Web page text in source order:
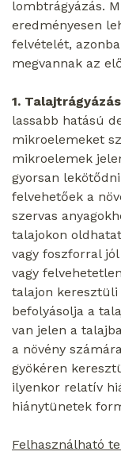
lombtrágyázás.
eredményesen
felvételét,
megvannak az
1.
lassabb hatású
mikroelemeket
mikroelemek
gyorsan
felvehetőek a
szervas
talajokon
vagy foszforral
vagy
talajon keresztüli
befolyásolja a
van jelen a
a növény
gyökéren
ilyenkor relatív
hiánytünetek
Felhasználható